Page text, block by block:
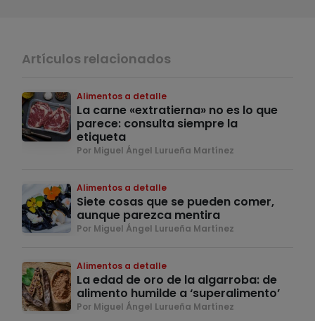
Artículos relacionados
Alimentos a detalle
La carne «extratierna» no es lo que
parece: consulta siempre la
etiqueta
Por Miguel Ángel Lurueña Martínez
Alimentos a detalle
Siete cosas que se pueden comer,
aunque parezca mentira
Por Miguel Ángel Lurueña Martínez
Alimentos a detalle
La edad de oro de la algarroba: de
alimento humilde a ‘superalimento’
Por Miguel Ángel Lurueña Martínez